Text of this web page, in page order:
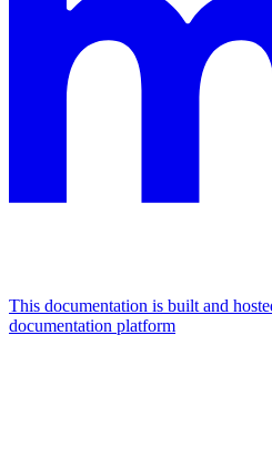
This documentation is built and
documentation platform